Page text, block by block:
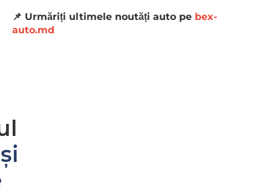
📌 Urmăriți ultimele noutăți auto pe bex-
auto.md